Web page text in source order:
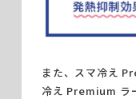
また、スマ冷え
冷え Premium ラ